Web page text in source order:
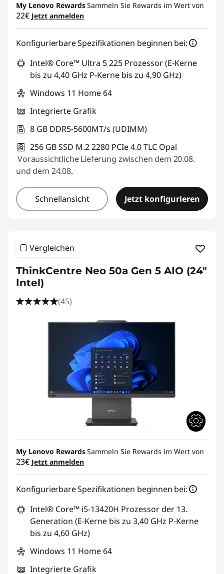
My Lenovo RewardsSammeln Sie Rewards im Wert von
22€ Jetzt anmelden
Konfigurierbare Spezifikationen beginnen bei:
Intel® Core™ Ultra 5 225 Prozessor (E-Kerne
bis zu 4,40 GHz P-Kerne bis zu 4,90 GHz)
Windows 11 Home 64
Integrierte Grafik
8 GB DDR5-5600MT/s (UDIMM)
256 GB SSD M.2 2280 PCIe 4.0 TLC Opal
Voraussichtliche Lieferung zwischen dem 20.08.
und dem 24.08.
Schnellansicht Jetzt konfigurieren
Vergleichen
ThinkCentre Neo 50a Gen 5 AIO (24"
Intel)
(45)
My Lenovo RewardsSammeln Sie Rewards im Wert von
23€ Jetzt anmelden
Konfigurierbare Spezifikationen beginnen bei:
Intel® Core™ i5-13420H Prozessor der 13.
Generation (E-Kerne bis zu 3,40 GHz P-Kerne
bis zu 4,60 GHz)
Windows 11 Home 64
Integrierte Grafik